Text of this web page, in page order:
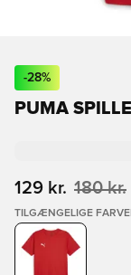
-28%
PUMA
129 kr. 180 kr.
TILGÆNGELIGE